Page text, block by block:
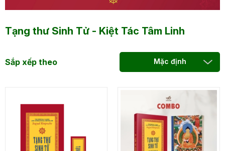
Tạng thư Sinh Tử - Kiệt Tác Tâm Linh
Sắp xếp theo Mặc định